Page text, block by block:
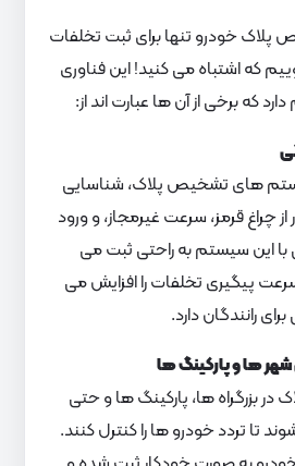
پلاک خودرو تنها برای ثبت تخلفات
که اشتباه می کنید! این فناوری
که برخی از آن ها عبارت اند از:
های تشخیص پلاک، شناسایی
چراغ قرمز، سرعت غیرمجاز، و ورود
این سیستم به راحتی ثبت می
پیگیری تخلفات را افزایش می
رانندگان دارد.
بزرگراه ها، پارکینگ ها و حتی
تردد خودرو ها را کنترل کنند.